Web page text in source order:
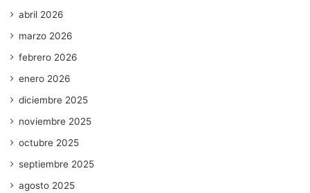
abril 2026
marzo 2026
febrero 2026
enero 2026
diciembre 2025
noviembre 2025
octubre 2025
septiembre 2025
agosto 2025